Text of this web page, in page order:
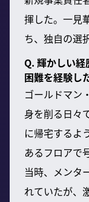
揮した。一見
ち、独自の選
Q. 輝かしい
困難を経験し
ゴールドマン
身を削る日々
に帰宅するよ
あるフロアで
当時、メンタ
れていたが、